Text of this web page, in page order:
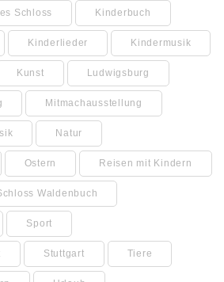
Schloss Kinderbuch
Kinderlieder Kindermusik
Kunst Ludwigsburg
Mitmachausstellung
Natur
Ostern Reisen mit Kindern
Waldenbuch
Sport
Stuttgart Tiere